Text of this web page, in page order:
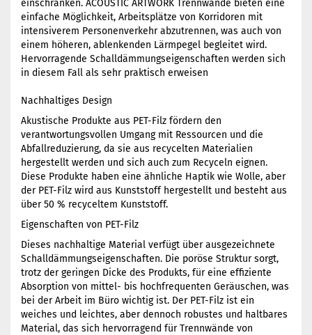
einschränken. ACOUSTIC ARTWORK Trennwände bieten eine
einfache Möglichkeit, Arbeitsplätze von Korridoren mit
intensiverem Personenverkehr abzutrennen, was auch von
einem höheren, ablenkenden Lärmpegel begleitet wird.
Hervorragende Schalldämmungseigenschaften werden sich
in diesem Fall als sehr praktisch erweisen
Nachhaltiges Design
Akustische Produkte aus PET-Filz fördern den
verantwortungsvollen Umgang mit Ressourcen und die
Abfallreduzierung, da sie aus recycelten Materialien
hergestellt werden und sich auch zum Recyceln eignen.
Diese Produkte haben eine ähnliche Haptik wie Wolle, aber
der PET-Filz wird aus Kunststoff hergestellt und besteht aus
über 50 % recyceltem Kunststoff.
Eigenschaften von PET-Filz
Dieses nachhaltige Material verfügt über ausgezeichnete
Schalldämmungseigenschaften. Die poröse Struktur sorgt,
trotz der geringen Dicke des Produkts, für eine effiziente
Absorption von mittel- bis hochfrequenten Geräuschen, was
bei der Arbeit im Büro wichtig ist. Der PET-Filz ist ein
weiches und leichtes, aber dennoch robustes und haltbares
Material, das sich hervorragend für Trennwände von